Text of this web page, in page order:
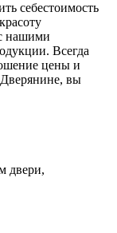
себестоимость
нашими
Всегда
цены и
вы
двери,